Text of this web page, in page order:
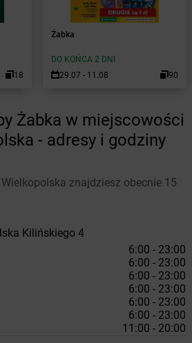
18
Żabka
DO KOŃCA 2 DNI
29.07 - 11.08
90
Żabka w miejscowości
- adresy i godziny
znajdziesz obecnie 15
Kilińskiego 4
6:00 - 23:00
6:00 - 23:00
6:00 - 23:00
6:00 - 23:00
6:00 - 23:00
6:00 - 23:00
11:00 - 20:00